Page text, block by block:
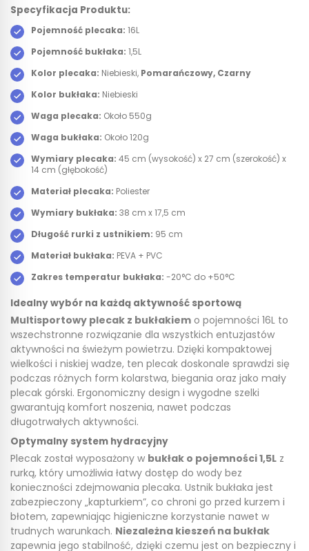
Specyfikacja Produktu:
Pojemność plecaka: 16L
Pojemność bukłaka: 1,5L
Kolor plecaka: Niebieski, Pomarańczowy, Czarny
Kolor bukłaka: Niebieski
Waga plecaka: Około 550g
Waga bukłaka: Około 120g
Wymiary plecaka: 45 cm (wysokość) x 27 cm (szerokość) x
14 cm (głębokość)
Materiał plecaka: Poliester
Wymiary bukłaka: 38 cm x 17,5 cm
Długość rurki z ustnikiem: 95 cm
Materiał bukłaka: PEVA + PVC
Zakres temperatur bukłaka: -20°C do +50°C
Idealny wybór na każdą aktywność sportową
Multisportowy plecak z bukłakiem o pojemności 16L to
wszechstronne rozwiązanie dla wszystkich entuzjastów
aktywności na świeżym powietrzu. Dzięki kompaktowej
wielkości i niskiej wadze, ten plecak doskonale sprawdzi się
podczas różnych form kolarstwa, biegania oraz jako mały
plecak górski. Ergonomiczny design i wygodne szelki
gwarantują komfort noszenia, nawet podczas
długotrwałych aktywności.
Optymalny system hydracyjny
Plecak został wyposażony w bukłak o pojemności 1,5L z
rurką, który umożliwia łatwy dostęp do wody bez
konieczności zdejmowania plecaka. Ustnik bukłaka jest
zabezpieczony „kapturkiem”, co chroni go przed kurzem i
błotem, zapewniając higieniczne korzystanie nawet w
trudnych warunkach. Niezależna kieszeń na bukłak
zapewnia jego stabilność, dzięki czemu jest on bezpieczny i